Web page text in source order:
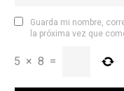
Guarda mi nombre,
la próxima vez que
5 × 8 =